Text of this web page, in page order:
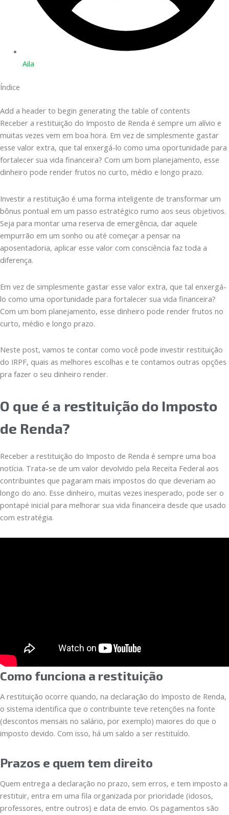
Aila
Índice
Add a header to begin generating the table of contents
Receber a restituição do Imposto de Renda é sempre um alívio e
muitas vezes vem em boa hora. Em vez de simplesmente gastar
esse valor extra, que tal enxergá-lo como uma oportunidade para
fortalecer sua vida financeira? Com um bom planejamento, esse
dinheiro pode render frutos no curto, médio e longo prazo.
Investir a restituição é uma forma inteligente de transformar um
bônus pontual em um passo estratégico rumo aos seus objetivos.
Seja para montar uma reserva de emergência, dar aquele
empurrão em um sonho ou até começar a pensar na
aposentadoria, aplicar esse valor com consciência faz toda a
diferença.
Em vez de simplesmente gastar esse valor extra, que tal enxergá-
lo como uma oportunidade para fortalecer sua vida financeira?
Com um bom planejamento, esse dinheiro pode render frutos no
curto, médio e longo prazo.
Neste post, vamos te contar como você pode investir restituição
do IRPF, quais as melhores escolhas e te contamos outras opções
pra fazer o seu dinheiro render.
O que é a restituição do Imposto
de Renda?
Receber a restituição do Imposto de Renda é sempre uma boa
notícia. Trata-se de um valor devolvido pela Receita Federal aos
contribuintes que pagaram mais impostos do que deveriam ao
longo do ano. Esse dinheiro, muitas vezes inesperado, pode ser o
pontapé inicial para melhorar sua vida financeira desde que usado
com estratégia.
Como funciona a restituição
A restituição ocorre quando, na declaração do Imposto de Renda,
o sistema identifica que o contribuinte teve retenções na fonte
(descontos mensais no salário, por exemplo) maiores do que o
imposto devido. Com isso, há um saldo a ser restituído.
Prazos e quem tem direito
Quem entrega a declaração no prazo, sem erros, e tem imposto a
restituir, entra em uma fila organizada por prioridade (idosos,
professores, entre outros) e data de envio. Os pagamentos são